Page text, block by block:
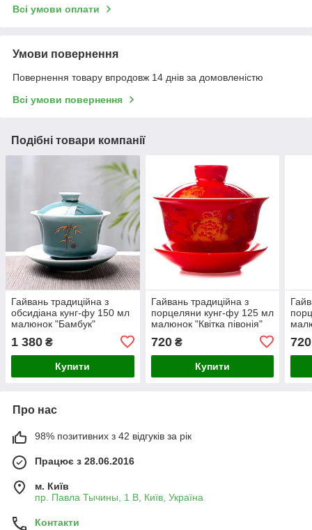
Всі умови оплати
Умови повернення
Повернення товару впродовж 14 днів за домовленістю
Всі умови повернення
Подібні товари компанії
Гайвань традиційна з
обсидіана кунг-фу 150 мл
малюнок "Бамбук"
1 380 ₴
Купити
Гайвань традиційна з
порцеляни кунг-фу 125 мл
малюнок "Квітка півонія"
720₴
Купити
720
Про нас
98% позитивних з 42 відгуків за рік
Працює з 28.06.2016
м. Київ
пр. Павла Тычины, 1 В, Київ, Україна
Контакти